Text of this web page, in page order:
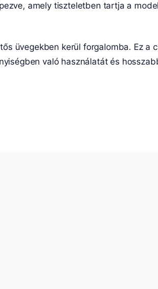
amely tiszteletben tartja a
üvegekben kerül forgalomba. Ez
való használatát és